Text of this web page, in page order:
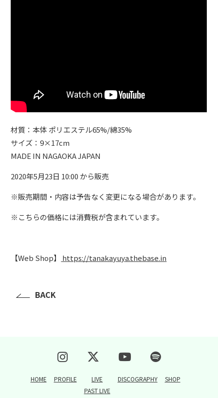
材質：本体 ポリエステル65%/綿35%
サイズ：9×17cm
MADE IN NAGAOKA JAPAN
2020年5月23日 10:00 から販売
※販売期間・内容は予告なく変更になる場合があります。
※こちらの価格には消費税が含まれています。
【Web Shop】 https://tanakayuya.thebase.in
BACK
HOME PROFILE
LIVE
PAST LIVE
DISCOGRAPHY SHOP